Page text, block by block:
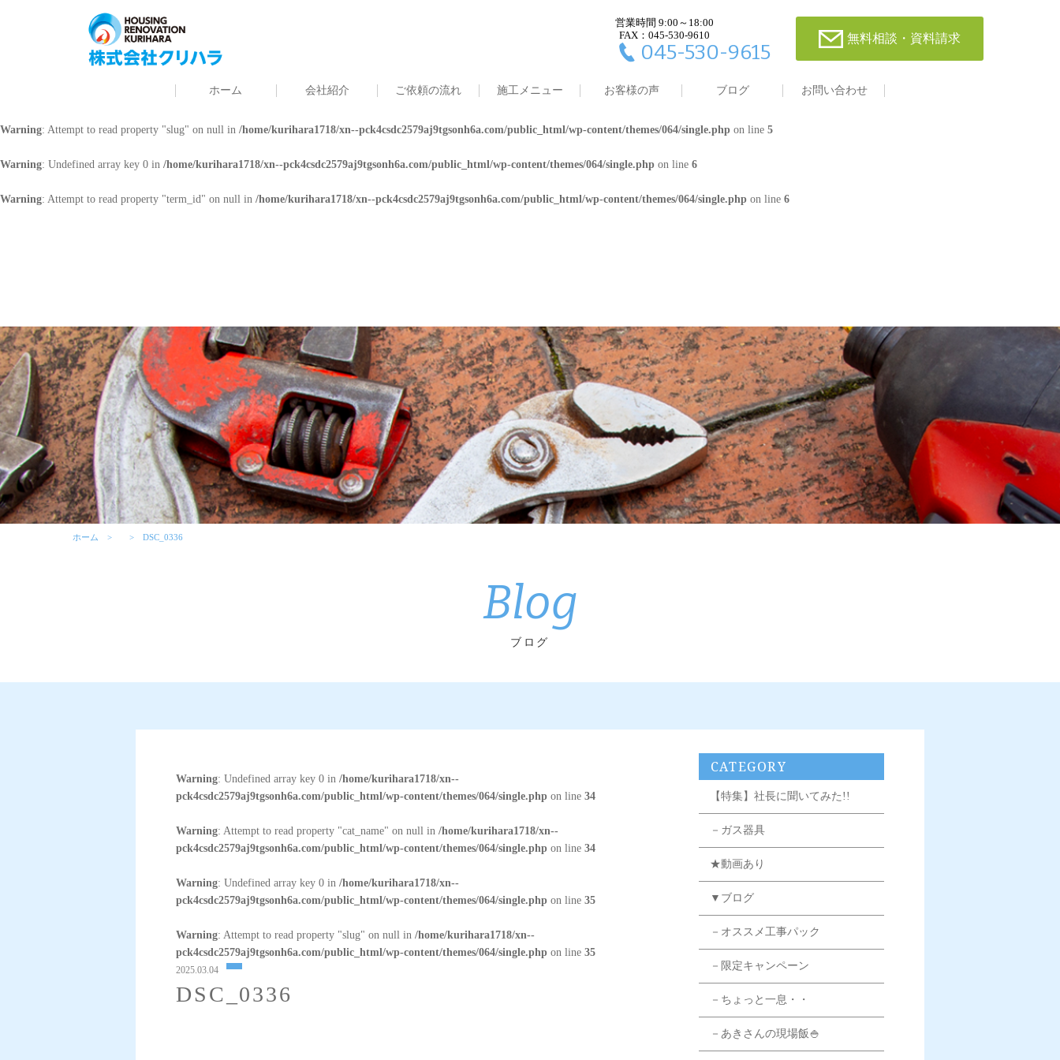
営業時間 9:00～18:00
FAX：045-530-9610
045-530-9615
無料相談・資料請求
ホーム 会社紹介 ご依頼の流れ 施工メニュー お客様の声 ブログ お問い合わせ
: Undefined array key 0 in/home/kurihara1718/xn--pck4csdc2579aj9tgsonh6a.com/public_html/wp-content/themes/064/single.phpon line4
: Attempt to read property "cat_name" on null in /home/kurihara1718/xn--pck4csdc2579aj9tgsonh6a.com/public_html/wp-content/themes/064/single.phpon line 4
/home/kurihara1718/xn--pck4csdc2579aj9tgsonh6a.com/public_html/wp-content/themes/064/single.phpon line
Warning: Attempt to read property "slug" on null in /home/kurihara1718/xn--pck4csdc2579aj9tgsonh6a.com/public_html/wp-content/themes/064/single.php on line 5
Warning: Undefined array key 0 in /home/kurihara1718/xn--pck4csdc2579aj9tgsonh6a.com/public_html/wp-content/themes/064/single.php on line 6
Warning: Attempt to read property "term_id" on null in /home/kurihara1718/xn--pck4csdc2579aj9tgsonh6a.com/public_html/wp-content/themes/064/single.php on line 6
ホーム DSC_0336
Blog
ブログ
Warning: Undefined array key 0 in/home/kurihara1718/xn--
pck4csdc2579aj9tgsonh6a.com/public_html/wp-content/themes/064/single.php on line34
Warning: Attempt to read property "cat_name" on null in/home/kurihara1718/xn--
pck4csdc2579aj9tgsonh6a.com/public_html/wp-content/themes/064/single.php on line34
Warning: Undefined array key 0 in/home/kurihara1718/xn--
pck4csdc2579aj9tgsonh6a.com/public_html/wp-content/themes/064/single.php on line35
Warning: Attempt to read property "slug" on null in/home/kurihara1718/xn--
pck4csdc2579aj9tgsonh6a.com/public_html/wp-content/themes/064/single.php on line35
2025.03.04
DSC_0336
CATEGORY
【特集】社長に聞いてみた!!
－ガス器具
★動画あり
▼ブログ
－オススメ工事パック
－限定キャンペーン
－ちょっと一息・・
－あきさんの現場飯🍚